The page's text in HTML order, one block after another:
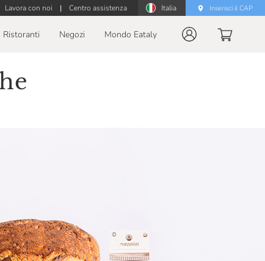
Lavora con noi | Centro assistenza Italia Inserisci il CAP
Ristoranti Negozi Mondo Eataly